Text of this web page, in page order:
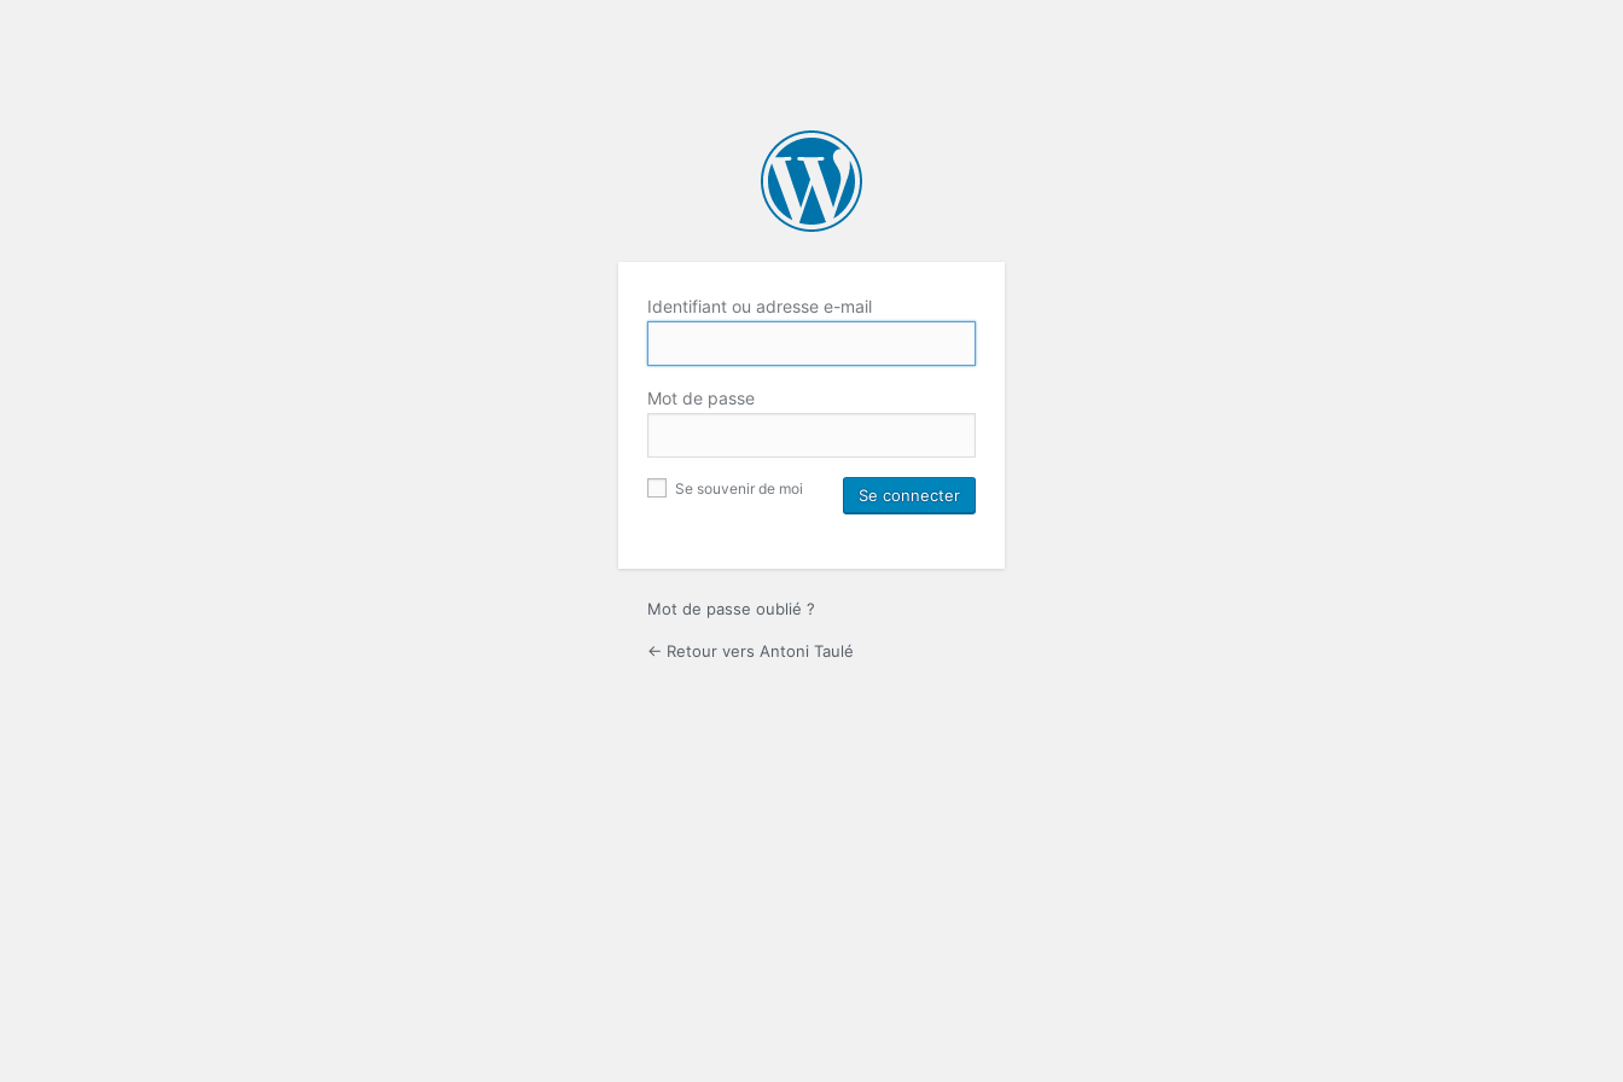
Identifiant ou adresse e-mail
Mot de passe
Se souvenir de moi
Mot de passe oublié ?
← Retour vers Antoni Taulé